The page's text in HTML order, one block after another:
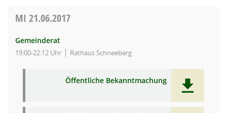
MI 21.06.2017
Gemeinderat
19:00-22:12 Uhr Rathaus Schneeberg
Öffentliche Bekanntmachung